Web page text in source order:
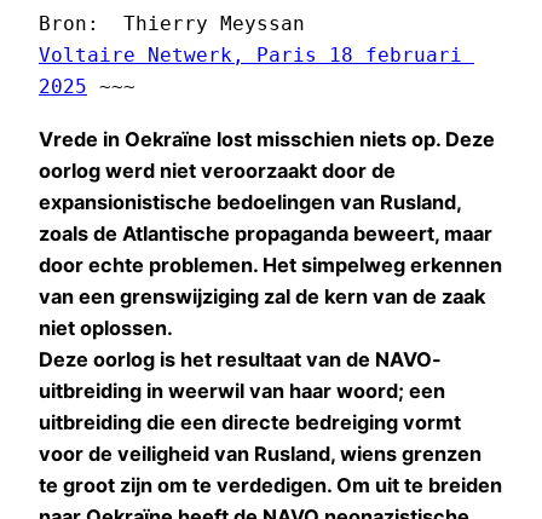
Bron:  Thierry Meyssan
Voltaire Netwerk, Paris 18 februari
2025 ~~~
Vrede in Oekraïne lost misschien niets op. Deze
oorlog werd niet veroorzaakt door de
expansionistische bedoelingen van Rusland,
zoals de Atlantische propaganda beweert, maar
door echte problemen. Het simpelweg erkennen
van een grenswijziging zal de kern van de zaak
niet oplossen.
Deze oorlog is het resultaat van de NAVO-
uitbreiding in weerwil van haar woord; een
uitbreiding die een directe bedreiging vormt
voor de veiligheid van Rusland, wiens grenzen
te groot zijn om te verdedigen. Om uit te breiden